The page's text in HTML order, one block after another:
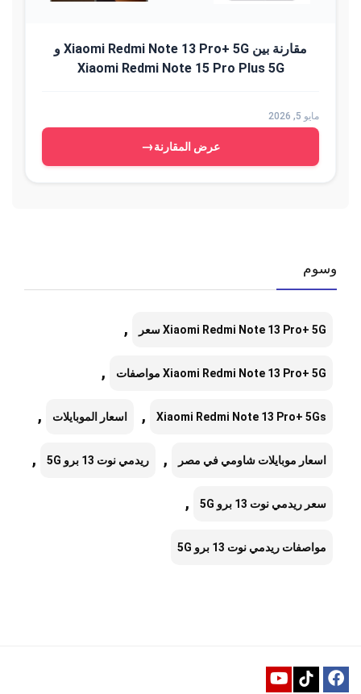
مقارنة بين Xiaomi Redmi Note 13 Pro+ 5G و
Xiaomi Redmi Note 15 Pro Plus 5G
مايو 5, 2026
عرض المقارنة→
وسوم
Xiaomi Redmi Note 13 Pro+ 5G سعر ,
Xiaomi Redmi Note 13 Pro+ 5G مواصفات ,
Xiaomi Redmi Note 13 Pro+ 5Gs
, اسعار الموبايلات ,
اسعار موبايلات شاومي في مصر , ريدمي نوت 13 برو 5G ,
سعر ريدمي نوت 13 برو 5G ,
مواصفات ريدمي نوت 13 برو 5G